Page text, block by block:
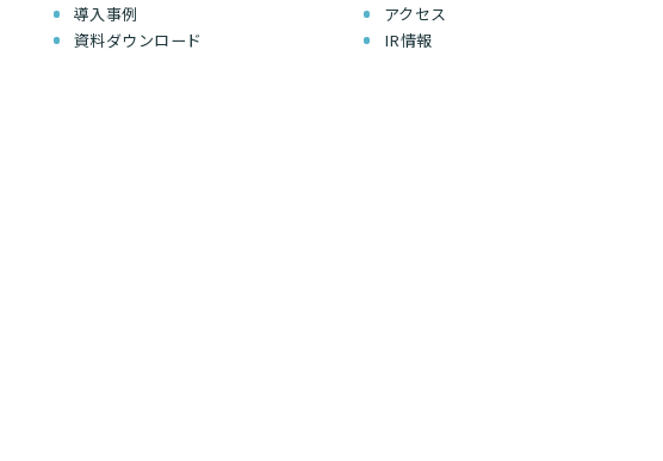
導入事例
資料ダウンロード
アクセス
IR情報